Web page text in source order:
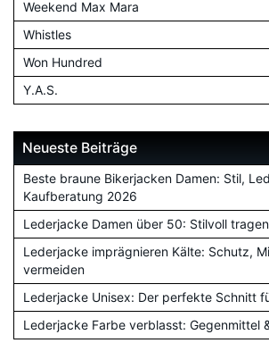
Weekend Max Mara
Whistles
Won Hundred
Y.A.S.
Neueste Beiträge
Beste braune Bikerjacken Damen: Stil,
Kaufberatung 2026
Lederjacke Damen über 50: Stilvoll
Lederjacke imprägnieren Kälte: Schutz,
vermeiden
Lederjacke Unisex: Der perfekte Schnitt
Lederjacke Farbe verblasst: Gegenmittel